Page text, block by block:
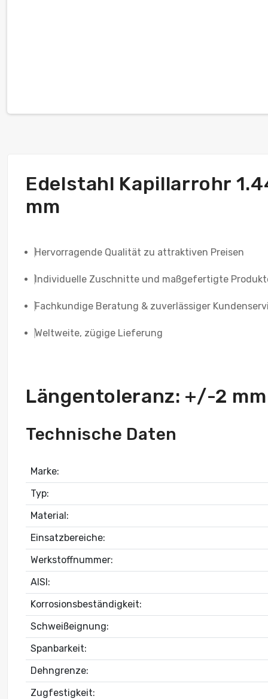
Edelstahl Kapillarrohr
mm
Hervorragende Qualität zu attraktiven Preisen
Individuelle Zuschnitte und maßgefertigte
Fachkundige Beratung & zuverlässiger
Weltweite, zügige Lieferung
Längentoleranz: +/-2 mm
Technische Daten
Marke:
Typ:
Material:
Einsatzbereiche:
Werkstoffnummer:
AISI:
Korrosionsbeständigkeit:
Schweißeignung:
Spanbarkeit:
Dehngrenze:
Zugfestigkeit: